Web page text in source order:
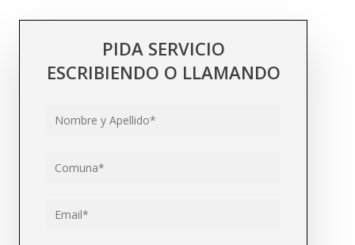
PIDA SERVICIO
ESCRIBIENDO O LLAMANDO